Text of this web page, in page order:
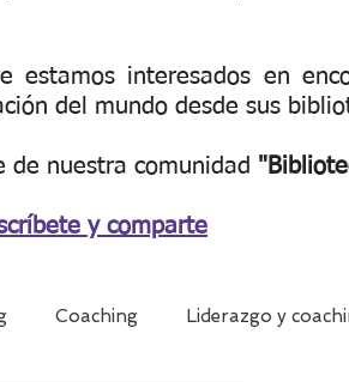
estamos interesados ​​en
del mundo desde sus
de nuestra comunidad
y comparte
Coaching Liderazgo y